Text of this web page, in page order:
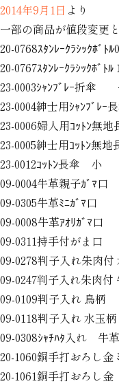
2014年9月1日 より
一部の商品が値段変更
20-0768ｽﾀﾝﾚｰｸﾗｼｯｸﾎ
20-0767ｽﾀﾝﾚｰｸﾗｼｯｸﾎ
23-0003ｼｬﾝﾌﾞﾚｰ折傘
23-0004紳士用ｼｬﾝﾌﾞ
23-0006婦人用ｺｯﾄﾝ
23-0005紳士用ｺｯﾄﾝ
23-0012ｺｯﾄﾝ長
09-0004牛革親子ｶﾞ
09-0305牛革ﾐﾆｶ
09-0008牛革ｱｵﾘｶﾞﾏ
09-0311持手付がま
09-0278判子入れ朱
09-0247判子入れ朱
09-0109判子入れ 鳥
09-0118判子入れ 水
09-0308ｼｬﾁﾊﾀ入れ
20-1060銅手打おろ
20-1061銅手打おろ